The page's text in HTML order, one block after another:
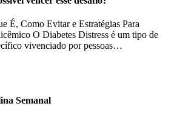
É, Como Evitar e Estratégias Para
O Diabetes Distress é um tipo de
vivenciado por pessoas…
Semanal